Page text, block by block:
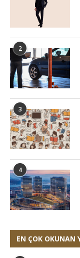
2
3
4
EN ÇOK OKUNAN